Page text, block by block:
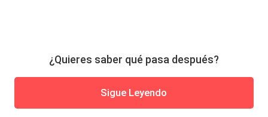
¿Quieres saber qué pasa después?
Sigue Leyendo